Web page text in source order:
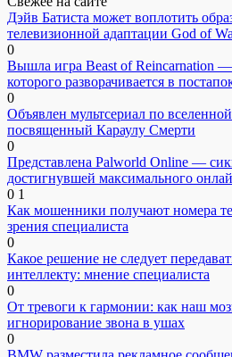
Дэйв Батиста может воплотить
телевизионной адаптации God of
0
Вышла игра Beast of Reincarnation
которого разворачивается в
0
Объявлен мультсериал по
посвященный Караулу Смерти
0
Представлена Palworld Online —
достигнувшей максимального
0 1
Как мошенники получают номера
зрения специалиста
0
Какое решение не следует
интеллекту: мнение специалиста
0
От тревоги к гармонии: как наш
игнорирование звона в ушах
0